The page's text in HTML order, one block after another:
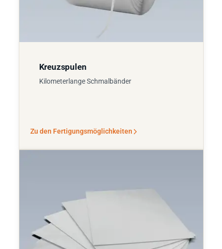
Kreuzspulen
Kilometerlange Schmalbänder
Zu den Fertigungsmöglichkeiten